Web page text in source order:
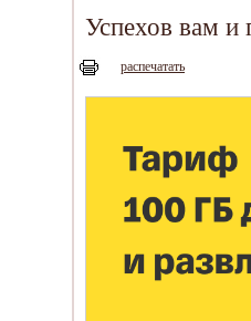
Успехов вам и
распечатать